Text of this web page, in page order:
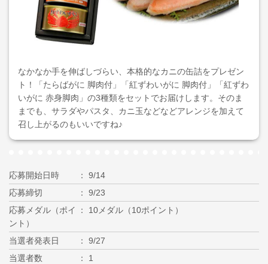
なかなか手を伸ばしづらい、本格的なカニの缶詰をプレゼン
ト！「たらばがに 脚肉付」「紅ずわいがに 脚肉付」「紅ずわ
いがに 赤身脚肉」の3種類をセットでお届けします。そのま
までも、サラダやパスタ、カニ玉などなどアレンジを加えて
召し上がるのもいいですね♪
応募開始日時
9/14
応募締切
9/23
応募メダル（ポイ
ント）
10メダル（10ポイント）
当選者発表日
9/27
当選者数
1